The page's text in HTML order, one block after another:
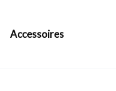
Accessoires